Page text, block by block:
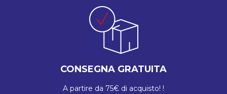
CONSEGNA GRATUITA
A partire da 75€ di acquisto! !